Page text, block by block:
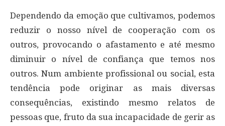
Dependendo da emoção que cultivamos, podemos
reduzir o nosso nível de cooperação com os
outros, provocando o afastamento e até mesmo
diminuir o nível de confiança que temos nos
outros. Num ambiente profissional ou social, esta
tendência pode originar as mais diversas
consequências, existindo mesmo relatos de
pessoas que, fruto da sua incapacidade de gerir as